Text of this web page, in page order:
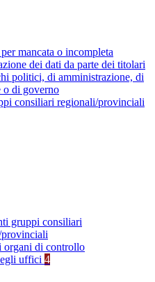
mancata o incompleta
dei dati da parte dei titolari
politici, di amministrazione, di
o di governo
consiliari regionali/provinciali
gruppi consiliari
organi di controllo
uffici 4